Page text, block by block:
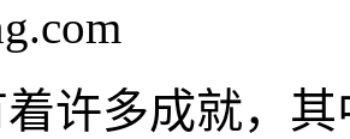
许多成就，